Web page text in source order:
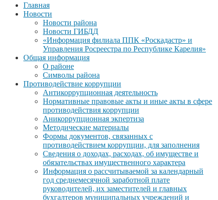
Главная
Новости
Новости района
Новости ГИБДД
«Информация филиала ППК «Роскадастр» и
Управления Росреестра по Республике Карелия»
Общая информация
О районе
Символы района
Противодействие коррупции
Антикоррупционная деятельность
Нормативные правовые акты и иные акты в сфере
противодействия коррупции
Аникоррупционная экпертиза
Методические материалы
Формы документов, связанных с
противодействием коррупции, для заполнения
Сведения о доходах, расходах, об имуществе и
обязательствах имущественного характера
Информация о рассчитываемой за календарный
год среднемесячной заработной плате
руководителей, их заместителей и главных
бухгалтеров муниципальных учреждений и